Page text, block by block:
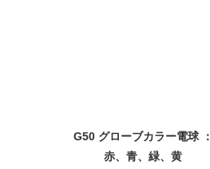
G50 グローブカラー電球 ：
赤、青、緑、黄